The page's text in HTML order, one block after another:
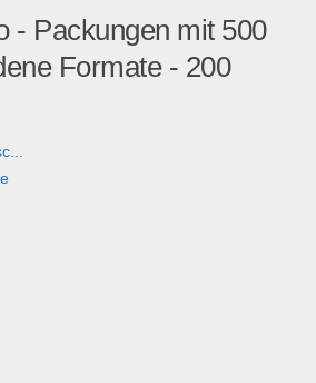
- Packungen mit 500
Formate - 200